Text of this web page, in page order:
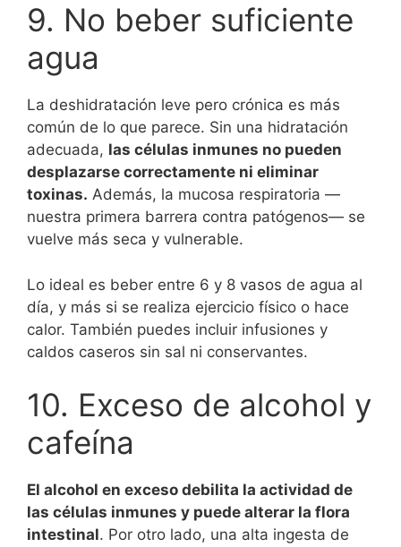
9. No beber suficiente
agua
La deshidratación leve pero crónica es más
común de lo que parece. Sin una hidratación
adecuada, las células inmunes no pueden
desplazarse correctamente ni eliminar
toxinas. Además, la mucosa respiratoria —
nuestra primera barrera contra patógenos— se
vuelve más seca y vulnerable.
Lo ideal es beber entre 6 y 8 vasos de agua al
día, y más si se realiza ejercicio físico o hace
calor. También puedes incluir infusiones y
caldos caseros sin sal ni conservantes.
10. Exceso de alcohol y
cafeína
El alcohol en exceso debilita la actividad de
las células inmunes y puede alterar la flora
intestinal. Por otro lado, una alta ingesta de